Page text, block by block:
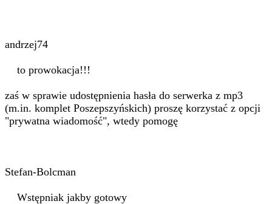
andrzej74
to prowokacja!!!
zaś w sprawie udostępnienia hasła do serwerka z mp3
(m.in. komplet Poszepszyńskich) proszę korzystać z opcji
"prywatna wiadomość", wtedy pomogę
Stefan-Bolcman
Wstępniak jakby gotowy